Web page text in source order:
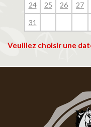
24 25 26 27
31
Veuillez choisir une